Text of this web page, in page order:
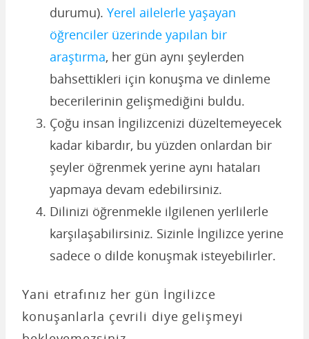
durumu). Yerel ailelerle yaşayan
öğrenciler üzerinde yapılan bir
araştırma, her gün aynı şeylerden
bahsettikleri için konuşma ve dinleme
becerilerinin gelişmediğini buldu.
Çoğu insan İngilizcenizi düzeltemeyecek
kadar kibardır, bu yüzden onlardan bir
şeyler öğrenmek yerine aynı hataları
yapmaya devam edebilirsiniz.
Dilinizi öğrenmekle ilgilenen yerlilerle
karşılaşabilirsiniz. Sizinle İngilizce yerine
sadece o dilde konuşmak isteyebilirler.
Yani etrafınız her gün İngilizce
konuşanlarla çevrili diye gelişmeyi